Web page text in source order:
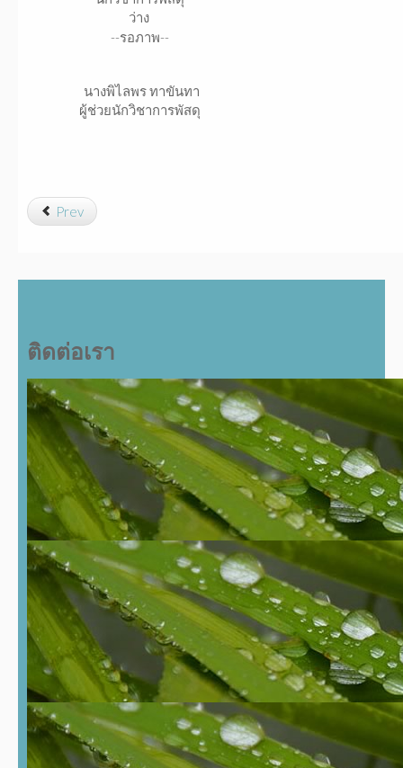
ว่าง
--รอภาพ--
นางพิไลพร ทาขันทา
ผู้ช่วยนักวิชาการพัสดุ
Prev
ติดต่อเรา